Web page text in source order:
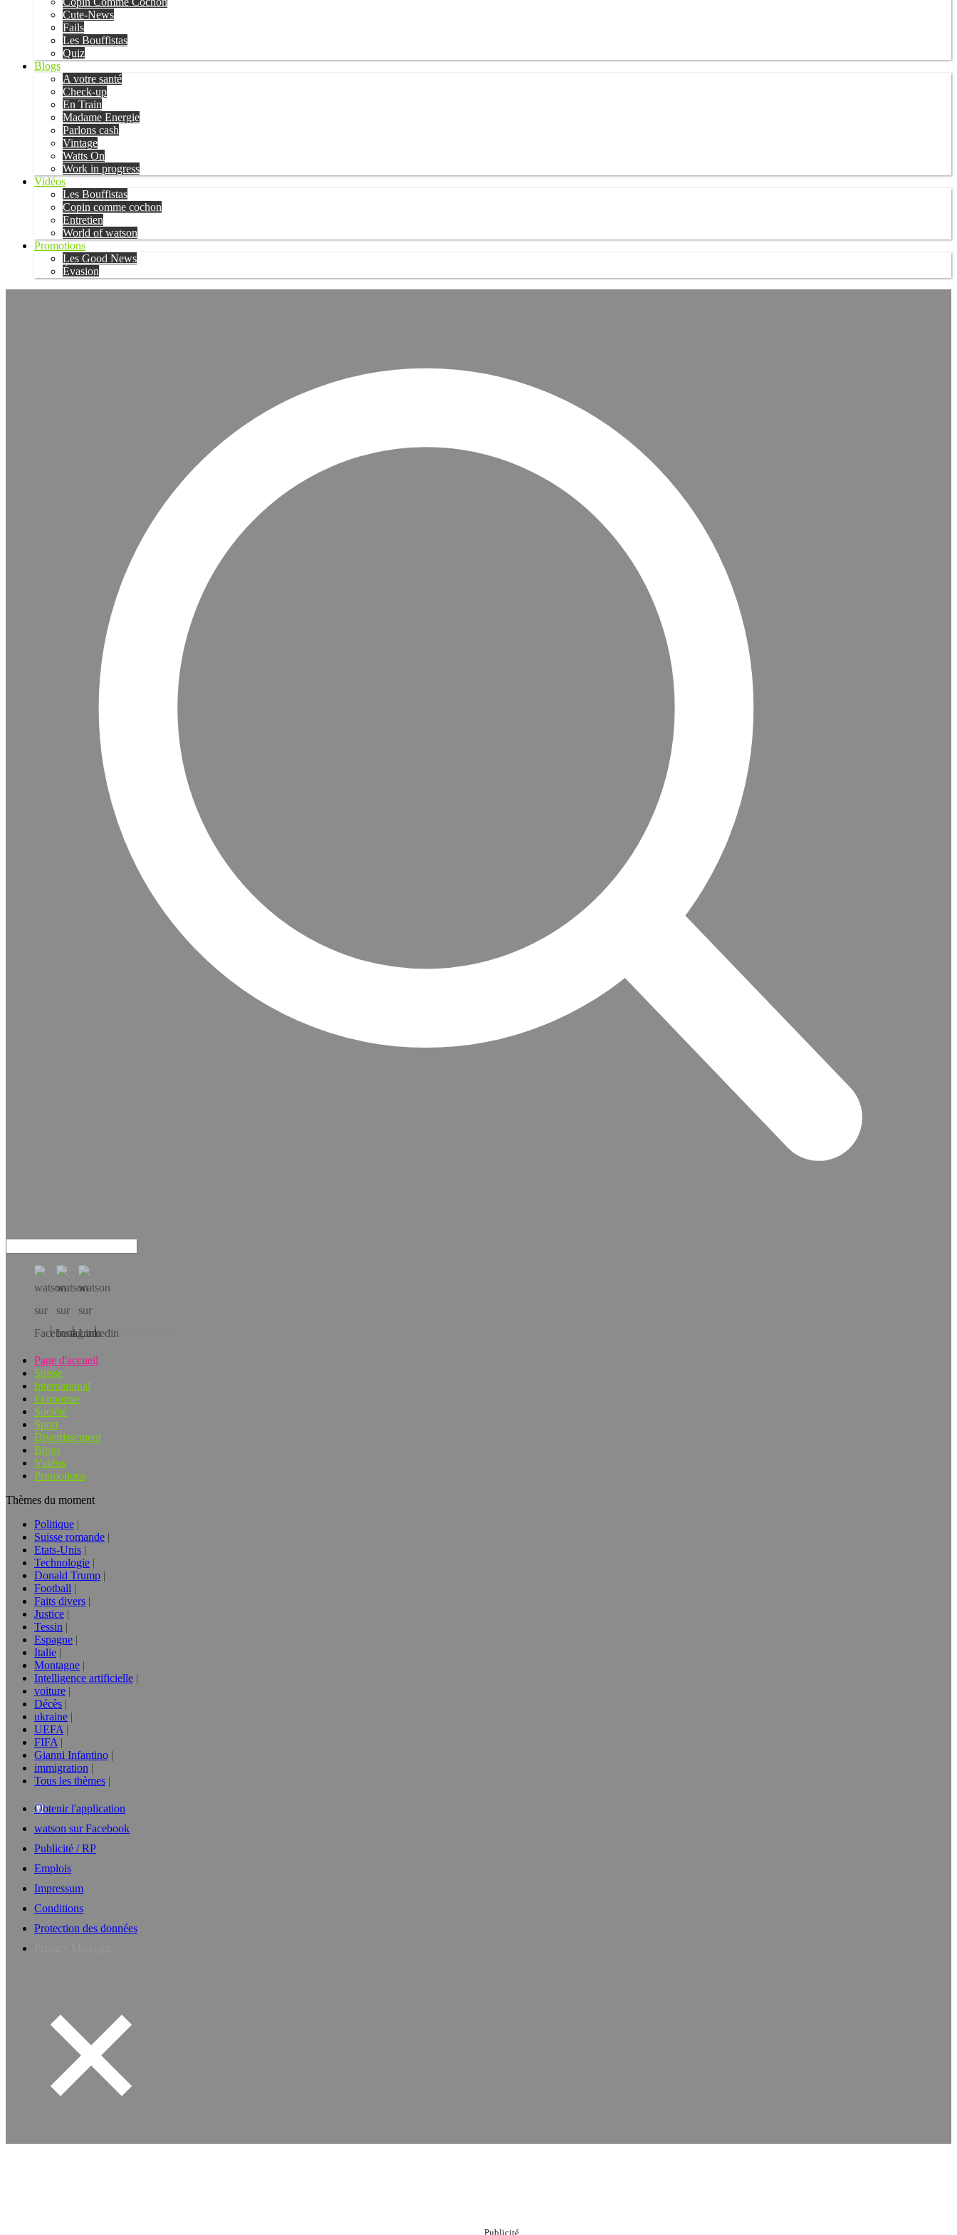
Cute-News
Fails
Les Bouffistas
Quiz
Blogs
A votre santé
Check-up
En Train
Madame Energie
Parlons cash
Vintage
Watts On
Work in progress
Vidéos
Les Bouffistas
Copin comme cochon
Entretien
World of watson
Promotions
Les Good News
Évasion
Téléchargez l’app!
Page d'accueil
Suisse
International
Economie
Société
Sport
Divertissement
Blogs
Vidéos
Promotions
Thèmes du moment
Politique
Suisse romande
Etats-Unis
Technologie
Donald Trump
Football
Faits divers
Justice
Tessin
Espagne
Italie
Montagne
Intelligence artificielle
voiture
Décès
ukraine
UEFA
FIFA
Gianni Infantino
immigration
Tous les thèmes
Obtenir l'application
watson sur Facebook
Publicité / RP
Emplois
Impressum
Conditions
Protection des données